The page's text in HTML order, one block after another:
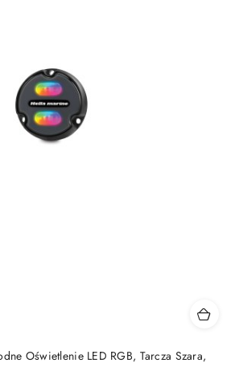
Oświetlenie LED RGB, Tarcza Szara,